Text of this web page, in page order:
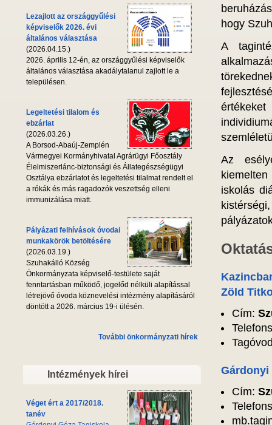
Lezajlott az országgyűlési
képviselők 2026. évi
általános választása
(2026.04.15.)
2026. április 12-én, az országgyűlési képviselők
általános választása akadálytalanul zajlott le a
településen.
Legeltetési tilalom és
ebzárlat
(2026.03.26.)
A Borsod-Abaúj-Zemplén
Vármegyei Kormányhivatal Agrárügyi Főosztály
Élelmiszerlánc-biztonsági és Állategészségügyi
Osztálya ebzárlatot és legeltetési tilalmat rendelt el
a rókák és más ragadozók veszettség elleni
immunizálása miatt.
Pályázati felhívások óvodai
munkakörök betöltésére
(2026.03.19.)
Szuhakálló Község
Önkormányzata képviselő-testülete saját
fenntartásban működő, jogelőd nélküli alapítással
létrejövő óvoda köznevelési intézmény alapításáról
döntött a 2026. március 19-i ülésén.
További önkormányzati hírek
Intézmények hírei
Véget ért a 2017/2018.
tanév
hogy
A
Az
iskolás
Zöld
Cím:
Gárdonyi
Cím: